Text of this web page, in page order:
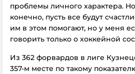
проблемы личного характера.
конечно, пусть все будут
им в этом помогают, но у меня
говорить только о хоккейной
Из 362 форвардов в лиге
357-м месте по такому